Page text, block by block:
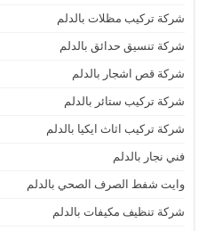
شركة تركيب مظلات بالدلم
شركة تنسيق حدائق بالدلم
شركة قص اشجار بالدلم
شركة تركيب ستائر بالدلم
شركة تركيب اثاث ايكيا بالدلم
فني نجار بالدلم
وايت شفط الصرف الصحي بالدلم
شركة تنظيف مكيفات بالدلم